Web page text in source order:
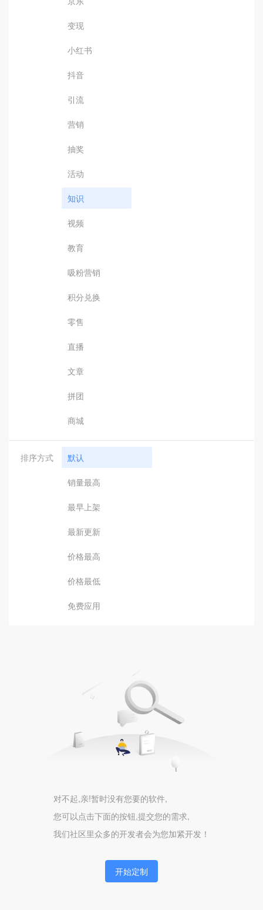
变现
小红书
抖音
引流
营销
抽奖
活动
知识
视频
教育
吸粉营销
积分兑换
零售
直播
文章
拼团
商城
排序方式 默认
销量最高
最早上架
最新更新
价格最高
价格最低
免费应用
对不起,亲!暂时没有您要的软件,
您可以点击下面的按钮,提交您的需求,
我们社区里众多的开发者会为您加紧开发！
开始定制